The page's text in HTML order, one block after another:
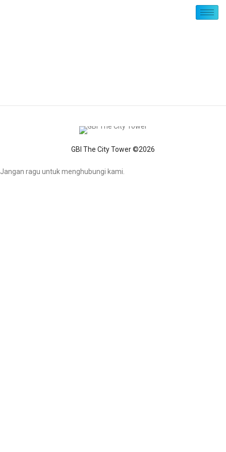
GBI The City Tower ©2026
Jangan ragu untuk menghubungi kami.